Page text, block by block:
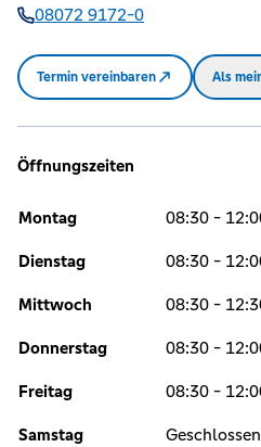
08072 9172-0
Termin vereinbaren Als
Öffnungszeiten
Montag 08:30 -
Dienstag 08:30 -
Mittwoch 08:30 -
Donnerstag 08:30 -
Freitag 08:30 -
Samstag Geschlossen